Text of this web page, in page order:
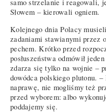
samo strzelanie i reagowali,
Słowem – kierowali ogniem.
Kolejnego dnia Polacy
zadaniami stawianymi przez
pechem. Krótko przed
posłuszeństwa odmówił
zdarza się tylko na wojnie –
dowódca polskiego plutonu.
naprawę, nie mogliśmy też
przed wyborem: albo
poddajemy się.